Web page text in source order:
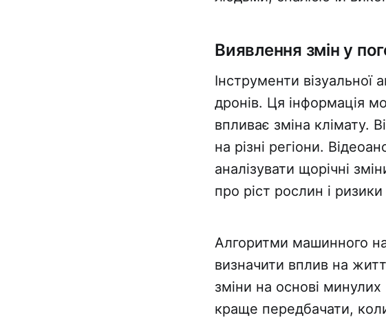
Виявлення змін у
Інструменти
дронів. Ця інформація
впливає зміна клімату.
на різні регіони.
аналізувати щорічні
про ріст рослин і
Алгоритми машинного
визначити вплив на
зміни на основі
краще передбачати, коли